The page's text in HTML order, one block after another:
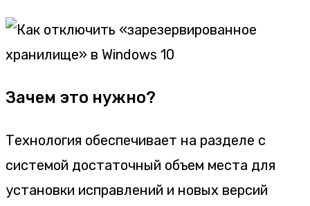
Зачем это нужно?
Технология обеспечивает на разделе с
системой достаточный объем места для
установки исправлений и новых версий